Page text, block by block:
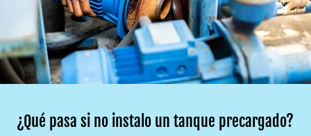
¿Qué pasa si no instalo un tanque precargado?